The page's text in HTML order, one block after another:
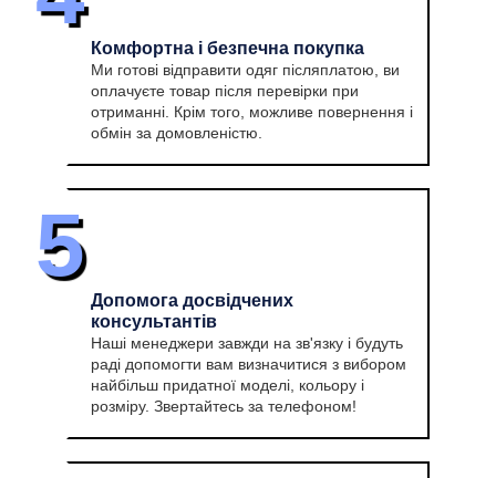
Комфортна і безпечна покупка
Ми готові відправити одяг післяплатою, ви
оплачуєте товар після перевірки при
отриманні. Крім того, можливе повернення і
обмін за домовленістю.
5
Допомога досвідчених
консультантів
Наші менеджери завжди на зв'язку і будуть
раді допомогти вам визначитися з вибором
найбільш придатної моделі, кольору і
розміру. Звертайтесь за телефоном!